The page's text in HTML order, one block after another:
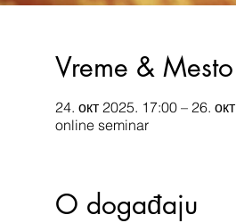
Vreme & Mesto
24. окт 2025. 17:00 – 26.
online seminar
O događaju